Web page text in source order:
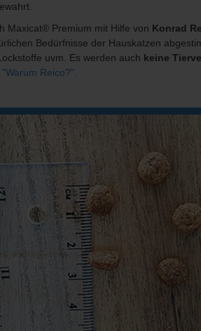
Maxicat® Premium mit Hilfe von Konrad
Bedürfnisse der Hauskatzen
uvm. Es werden auch keine
"Warum Reico?".